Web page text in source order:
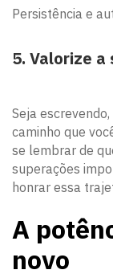
Persistência e
5. Valorize
Seja
caminho que
se lembrar de
superações
honrar essa
A
novo